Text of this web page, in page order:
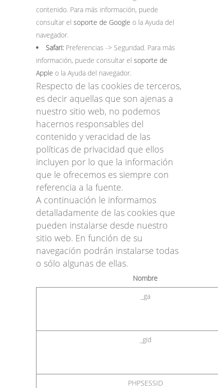
contenido. Para más información, puede
consultar el soporte de Google o la Ayuda del
navegador.
Safari: Preferencias -> Seguridad. Para más
información, puede consultar el soporte de
Apple o la Ayuda del navegador.
Respecto de las cookies de terceros,
es decir aquellas que son ajenas a
nuestro sitio web, no podemos
hacernos responsables del
contenido y veracidad de las
políticas de privacidad que ellos
incluyen por lo que la información
que le ofrecemos es siempre con
referencia a la fuente.
A continuación le informamos
detalladamente de las cookies que
pueden instalarse desde nuestro
sitio web. En función de su
navegación podrán instalarse todas
o sólo algunas de ellas.
Nombre
_ga
_gid
PHPSESSID